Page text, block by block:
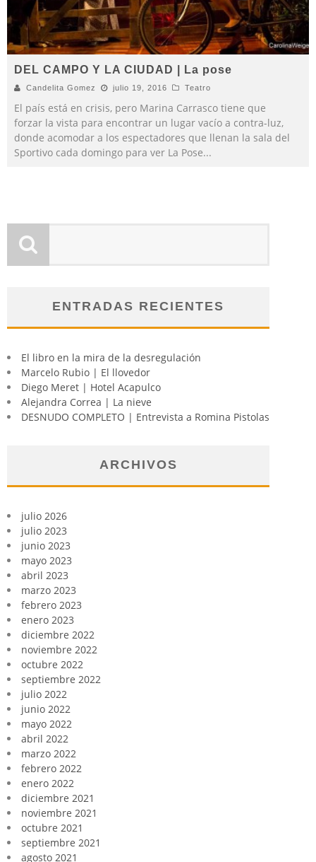
DEL CAMPO Y LA CIUDAD | La pose
Candelita Gomez julio 19, 2016 Teatro
El país está en crisis, pero Marina Carrasco tiene que
forzar la vista para encontrar un lugar vacío a contra-luz,
donde acomodar a los espectadores que llenan la sala del
Sportivo cada domingo para ver La Pose...
ENTRADAS RECIENTES
El libro en la mira de la desregulación
Marcelo Rubio | El llovedor
Diego Meret | Hotel Acapulco
Alejandra Correa | La nieve
DESNUDO COMPLETO | Entrevista a Romina Pistolas
ARCHIVOS
julio 2026
julio 2023
junio 2023
mayo 2023
abril 2023
marzo 2023
febrero 2023
enero 2023
diciembre 2022
noviembre 2022
octubre 2022
septiembre 2022
julio 2022
junio 2022
mayo 2022
abril 2022
marzo 2022
febrero 2022
enero 2022
diciembre 2021
noviembre 2021
octubre 2021
septiembre 2021
agosto 2021